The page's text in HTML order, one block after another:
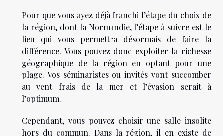
Pour que vous ayez déjà franchi l’étape du choix de
la région, dont la Normandie, l’étape à suivre est le
lieu qui vous permettra désormais de faire la
différence. Vous pouvez donc exploiter la richesse
géographique de la région en optant pour une
plage. Vos séminaristes ou invités vont succomber
au vent frais de la mer et l’évasion serait à
l’optimum.
Cependant, vous pouvez choisir une salle insolite
hors du commun. Dans la région, il en existe de